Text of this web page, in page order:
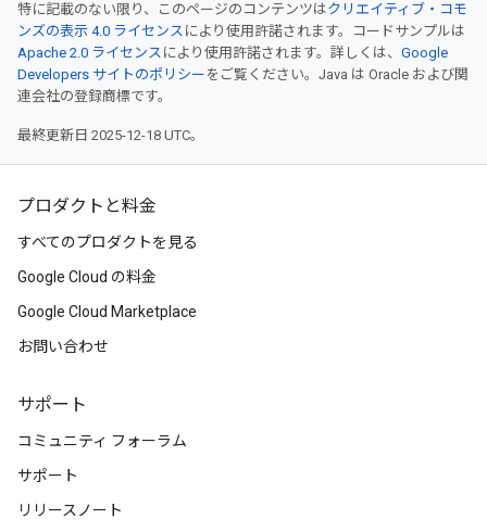
特に記載のない限り、このページのコンテンツはクリエイティブ・コモ
ンズの表示 4.0 ライセンス により使用許諾されます。コードサンプルは
Apache 2.0 ライセンス により使用許諾されます。詳しくは、 Google
Developers サイトのポリシー をご覧ください。Java は Oracle および関
連会社の登録商標です。
最終更新日 2025-12-18 UTC。
プロダクトと料金
すべてのプロダクトを見る
Google Cloud の料金
Google Cloud Marketplace
お問い合わせ
サポート
コミュニティ フォーラム
サポート
リリースノート